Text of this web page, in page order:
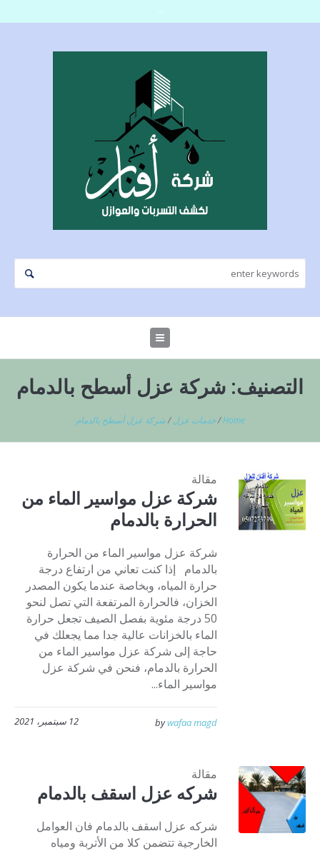
التصنيف: شركة عزل أسطح بالدمام
Home
/خدمات عزل /شركة عزل أسطح بالدمام
مقالة
شركة عزل مواسير الماء من
الحرارة بالدمام
شركة عزل مواسير الماء من الحرارة
بالدمام إذا كنت تعاني من ارتفاع درجة
حرارة المياه، وبخاصة عندما يكون المصدر
الخزان، فالحرارة المرتفعة التي تصل لنحو
50 درجة مئوية بفصل الصيف تجعل حرارة
الماء بالخزانات عالية جدا مما يجعلك في
حاجة إلى شركة عزل مواسير الماء من
الحرارة بالدمام، فنحن في شركة عزل
مواسير الماء...
12 سبتمبر، 2021 bywafaa magd
مقالة
شركه عزل اسقف بالدمام
شركه عزل اسقف بالدمام فان العوامل
الخارجية تتضمن كلا من الأتربة ومياه